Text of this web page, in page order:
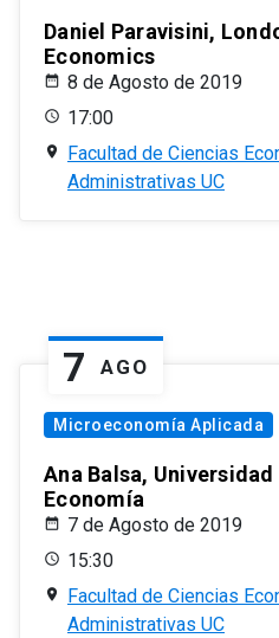
Daniel Paravisini,
Economics
8 de Agosto de 2019
17:00
Facultad de Ciencias
Administrativas UC
7 AGO
Microeconomía Aplicada
Ana Balsa,
Economía
7 de Agosto de 2019
15:30
Facultad de Ciencias
Administrativas UC